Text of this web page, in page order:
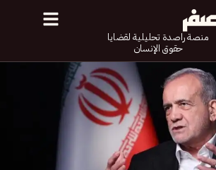
منصة راصدة تحليلية لقضايا
حقوق الإنسان